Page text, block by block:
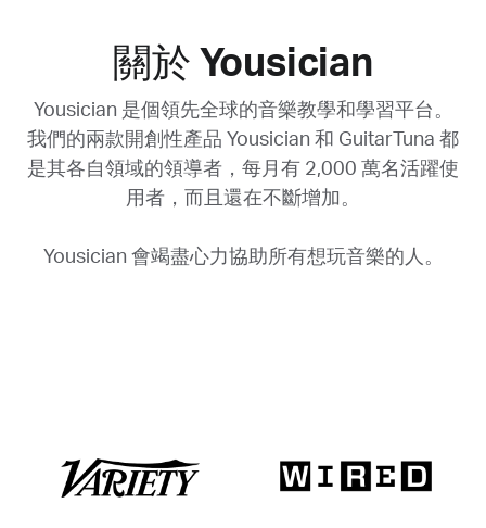
關於 Yousician
Yousician 是個領先全球的音樂教學和學習平台。
我們的兩款開創性產品 Yousician 和 GuitarTuna 都
是其各自領域的領導者，每月有 2,000 萬名活躍使
用者，而且還在不斷增加。
Yousician 會竭盡心力協助所有想玩音樂的人。